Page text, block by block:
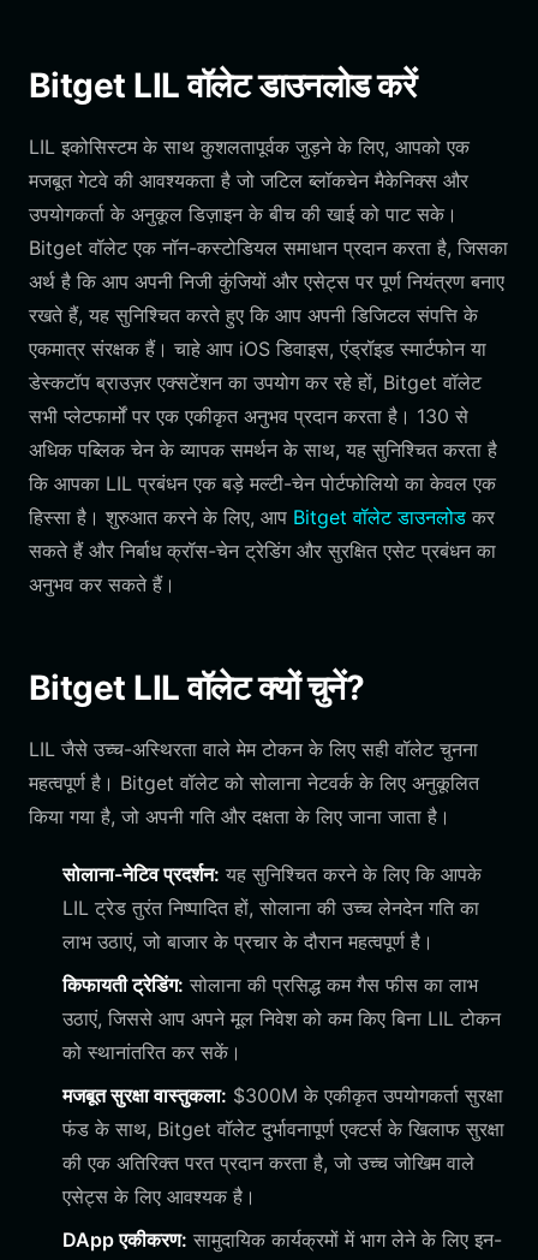
Bitget LIL वॉलेट डाउनलोड करें
LIL इकोसिस्टम के साथ कुशलतापूर्वक जुड़ने के लिए, आपको एक
मजबूत गेटवे की आवश्यकता है जो जटिल ब्लॉकचेन मैकेनिक्स और
उपयोगकर्ता के अनुकूल डिज़ाइन के बीच की खाई को पाट सके।
Bitget वॉलेट एक नॉन-कस्टोडियल समाधान प्रदान करता है, जिसका
अर्थ है कि आप अपनी निजी कुंजियों और एसेट्स पर पूर्ण नियंत्रण बनाए
रखते हैं, यह सुनिश्चित करते हुए कि आप अपनी डिजिटल संपत्ति के
एकमात्र संरक्षक हैं। चाहे आप iOS डिवाइस, एंड्रॉइड स्मार्टफोन या
डेस्कटॉप ब्राउज़र एक्सटेंशन का उपयोग कर रहे हों, Bitget वॉलेट
सभी प्लेटफार्मों पर एक एकीकृत अनुभव प्रदान करता है। 130 से
अधिक पब्लिक चेन के व्यापक समर्थन के साथ, यह सुनिश्चित करता है
कि आपका LIL प्रबंधन एक बड़े मल्टी-चेन पोर्टफोलियो का केवल एक
हिस्सा है। शुरुआत करने के लिए, आप Bitget वॉलेट डाउनलोड कर
सकते हैं और निर्बाध क्रॉस-चेन ट्रेडिंग और सुरक्षित एसेट प्रबंधन का
अनुभव कर सकते हैं।
Bitget LIL वॉलेट क्यों चुनें?
LIL जैसे उच्च-अस्थिरता वाले मेम टोकन के लिए सही वॉलेट चुनना
महत्वपूर्ण है। Bitget वॉलेट को सोलाना नेटवर्क के लिए अनुकूलित
किया गया है, जो अपनी गति और दक्षता के लिए जाना जाता है।
सोलाना-नेटिव प्रदर्शन: यह सुनिश्चित करने के लिए कि आपके
LIL ट्रेड तुरंत निष्पादित हों, सोलाना की उच्च लेनदेन गति का
लाभ उठाएं, जो बाजार के प्रचार के दौरान महत्वपूर्ण है।
किफायती ट्रेडिंग: सोलाना की प्रसिद्ध कम गैस फीस का लाभ
उठाएं, जिससे आप अपने मूल निवेश को कम किए बिना LIL टोकन
को स्थानांतरित कर सकें।
मजबूत सुरक्षा वास्तुकला: $300M के एकीकृत उपयोगकर्ता सुरक्षा
फंड के साथ, Bitget वॉलेट दुर्भावनापूर्ण एक्टर्स के खिलाफ सुरक्षा
की एक अतिरिक्त परत प्रदान करता है, जो उच्च जोखिम वाले
एसेट्स के लिए आवश्यक है।
DApp एकीकरण: सामुदायिक कार्यक्रमों में भाग लेने के लिए इन-